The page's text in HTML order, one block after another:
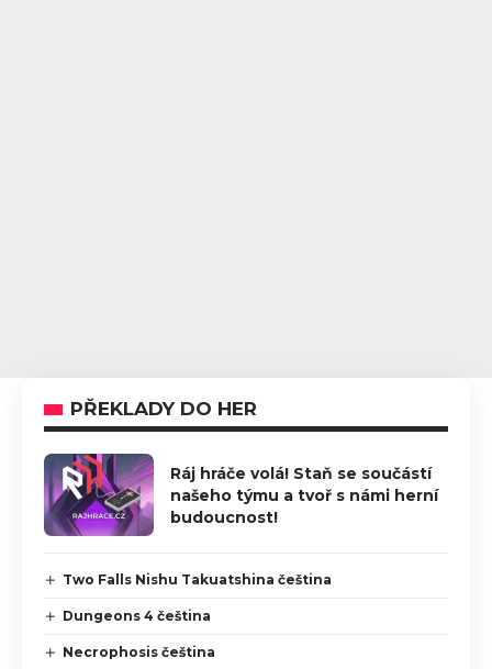
PŘEKLADY DO HER
Ráj hráče volá! Staň se součástí
našeho týmu a tvoř s námi herní
budoucnost!
Two Falls Nishu Takuatshina čeština
Dungeons 4 čeština
Necrophosis čeština